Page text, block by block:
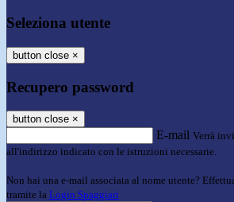
Seleziona utente
button close ×
Recupero password
button close ×
E-mail Verrà
all'indirizzo indicato con le istruzioni necessarie.
Non hai una e-mail associata al nome utente?
tramite la Login Spaggiari